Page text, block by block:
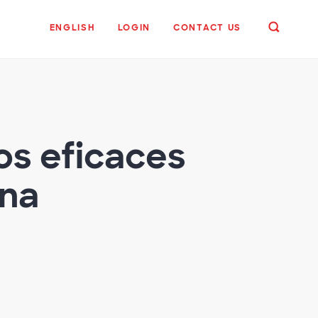
ENGLISH LOGIN CONTACT US
eficaces